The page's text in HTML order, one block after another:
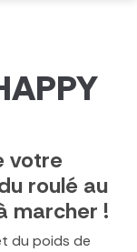
votre
roulé au
marcher !
du poids de